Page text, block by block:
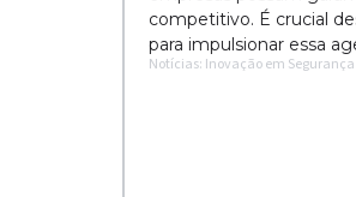
competitivo. É crucial
para impulsionar essa
Notícias: Inovação em